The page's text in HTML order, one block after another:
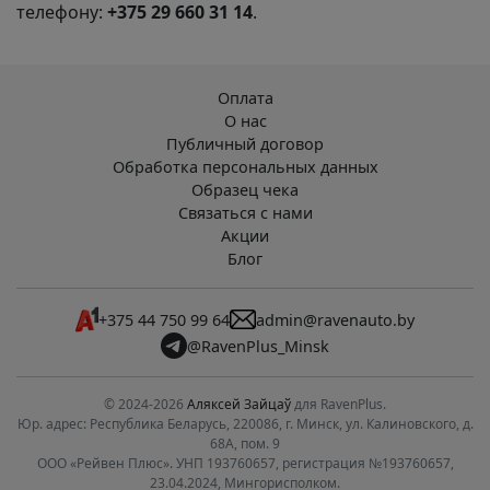
телефону: +375 29 660 31 14.
Оплата
О нас
Публичный договор
Обработка персональных данных
Образец чека
Связаться с нами
Акции
Блог
+375 44 750 99 64
admin@ravenauto.by
@RavenPlus_Minsk
© 2024-2026 Аляксей Зайцаўдля RavenPlus.
Юр. адрес: Республика Беларусь, 220086, г. Минск, ул. Калиновского, д.
68А, пом. 9
ООО «Рейвен Плюс». УНП 193760657, регистрация №193760657,
23.04.2024, Мингорисполком.